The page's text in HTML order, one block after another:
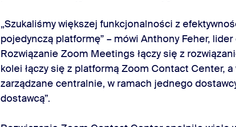
„Szukaliśmy większej funkcjonalności z
pojedynczą platformę” – mówi Anthony Feher,
Rozwiązanie Zoom Meetings łączy się z
kolei łączy się z platformą Zoom Contact Center,
zarządzane centralnie, w ramach jednego
dostawcą”.